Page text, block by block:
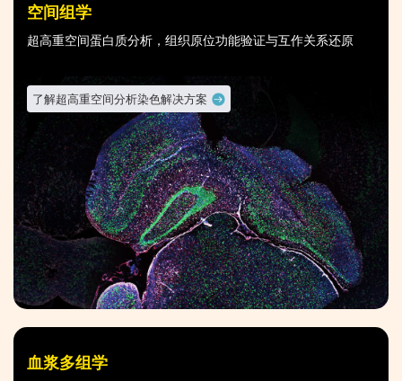
空间组学
超高重空间蛋白质分析，组织原位功能验证与互作关系还原
了解超高重空间分析染色解决方案
血浆多组学